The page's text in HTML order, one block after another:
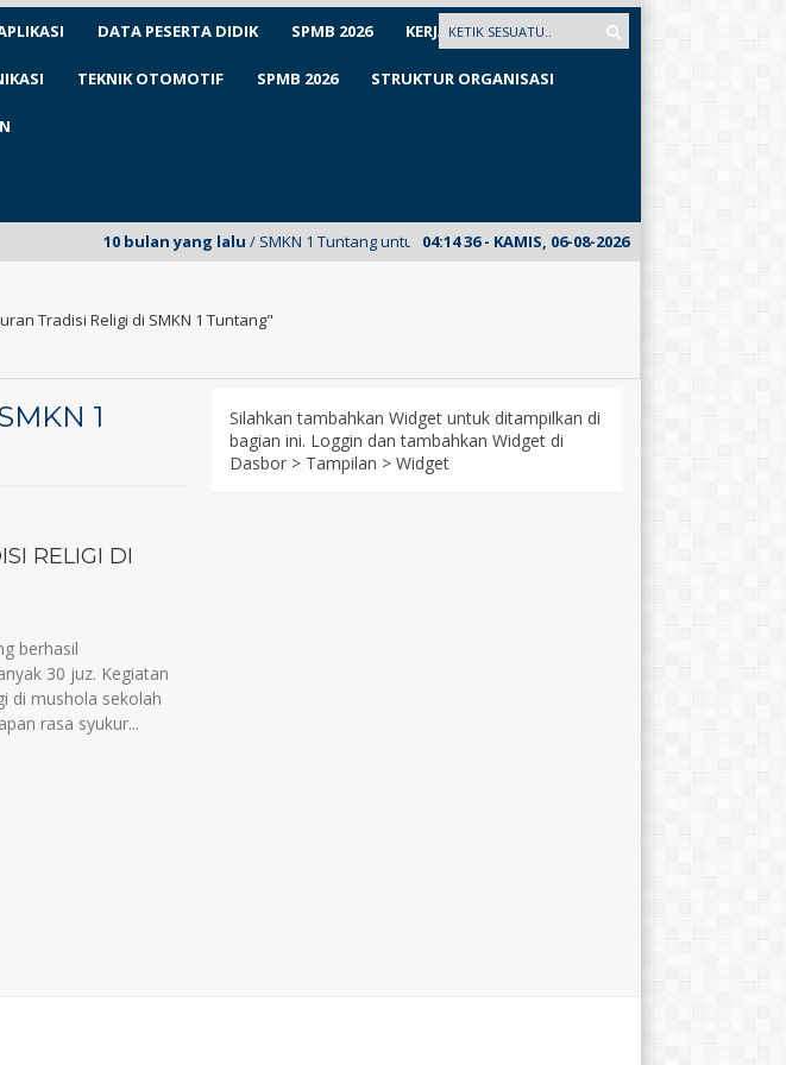
DATA PESERTA DIDIK SPMB 2026 KERJASAMA
TEKNIK OTOMOTIF SPMB 2026 STRUKTUR ORGANISASI
04:1437- KAMIS, 06-08-2026
10 bulan yang lalu / SMKN 1 Tuntang untuk pertama kalinya meluncurkan E-Mading dari kelas
Tradisi Religi di SMKN 1 Tuntang"
1
RELIGI DI
berhasil
30 juz. Kegiatan
di mushola sekolah
rasa syukur...
Silahkan tambahkan Widget untuk ditampilkan di
bagian ini. Loggin dan tambahkan Widget di
Dasbor > Tampilan > Widget